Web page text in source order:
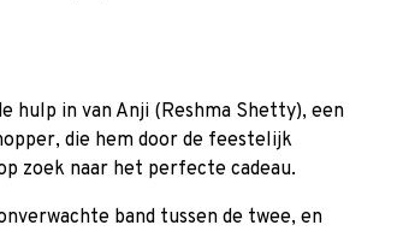
hulp in van Anji (Reshma Shetty), een
die hem door de feestelijk
zoek naar het perfecte cadeau.
band tussen de twee, en